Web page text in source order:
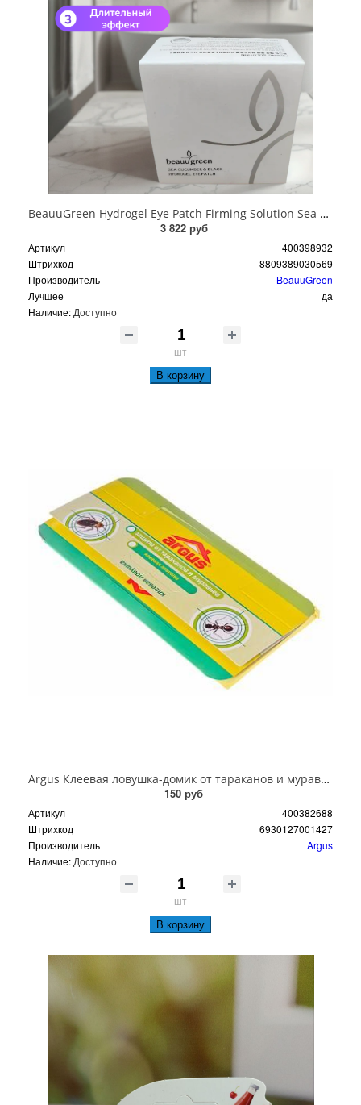
BeauuGreen Hydrogel Eye Patch Firming Solution Sea Cocumber & Black Гидрогелевые патчи для кожи вокруг глаз с экстрактом черного морского огурца 60 шт 90 гр
3 822 руб
Артикул
400398932
Штрихкод
8809389030569
Производитель
BeauuGreen
Лучшее
да
Наличие: Доступно
шт
В корзину
Argus Клеевая ловушка-домик от тараканов и муравьев
150 руб
Артикул
400382688
Штрихкод
6930127001427
Производитель
Argus
Наличие: Доступно
шт
В корзину